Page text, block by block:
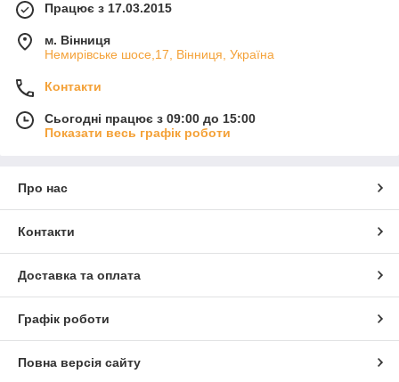
Працює з 17.03.2015
м. Вінниця
Немирівське шосе,17, Вінниця, Україна
Контакти
Сьогодні працює з 09:00 до 15:00
Показати весь графік роботи
Про нас
Контакти
Доставка та оплата
Графік роботи
Повна версія сайту